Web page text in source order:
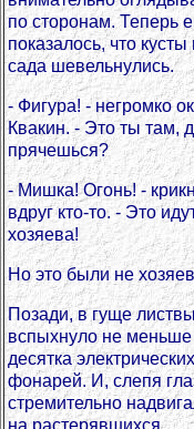
по сторонам. Теперь
показалось, что кусты
сада шевельнулись.
- Фигура! - негромко
Квакин. - Это ты там,
прячешься?
- Мишка! Огонь! -
вдруг кто-то. - Это
хозяева!
Но это были не
Позади, в гуще
вспыхнуло не меньше
десятка электрических
фонарей. И, слепя
стремительно
на растерявшихся